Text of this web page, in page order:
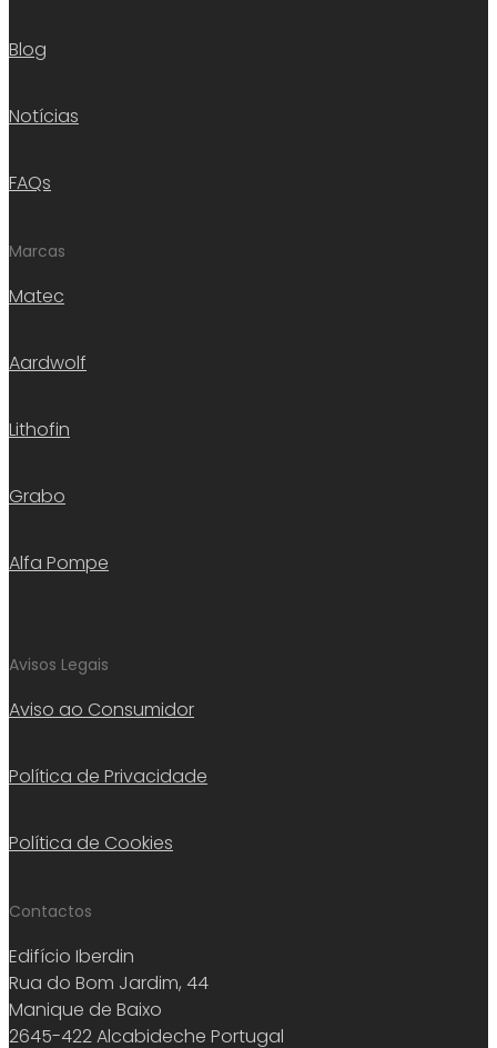
Blog
Notícias
FAQs
Marcas
Matec
Aardwolf
Lithofin
Grabo
Alfa Pompe
Avisos Legais
Aviso ao Consumidor
Política de Privacidade
Política de Cookies
Contactos
Edifício Iberdin
Rua do Bom Jardim, 44
Manique de Baixo
2645-422 Alcabideche Portugal